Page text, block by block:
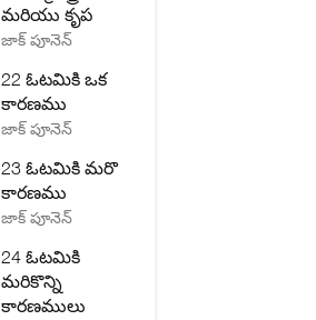
మరియు కృప
జాక్ పూనెన్
22 ఓటమికి ఒక
కారణము
జాక్ పూనెన్
23 ఓటమికి మరొ
కారణము
జాక్ పూనెన్
24 ఓటమికి
మరికొన్ని
కారణములు